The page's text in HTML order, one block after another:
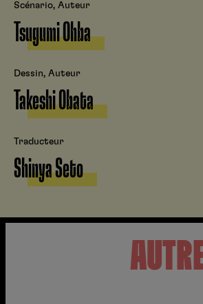
Scénario, Auteur
Tsugumi Ohba
Dessin, Auteur
Takeshi Obata
Traducteur
Shinya Seto